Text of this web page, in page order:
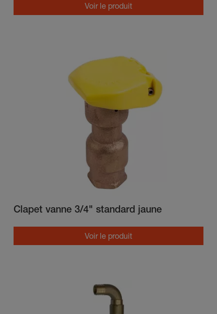
Voir le produit
Clapet vanne 3/4" standard jaune
Voir le produit